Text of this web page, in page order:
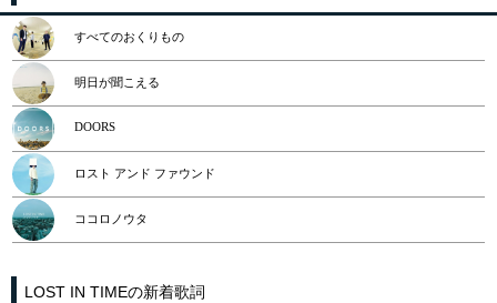
すべてのおくりもの
明日が聞こえる
DOORS
ロスト アンド ファウンド
ココロノウタ
LOST IN TIMEの新着歌詞